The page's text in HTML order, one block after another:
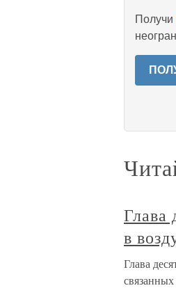
Получи
Глава
в
Глава